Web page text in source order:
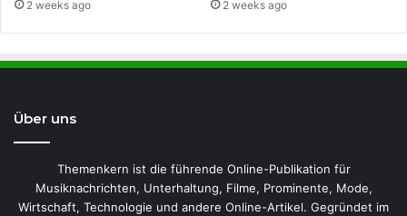
2 weeks ago 2 weeks ago
Über uns
Themenkern ist die führende Online-Publikation für
Musiknachrichten, Unterhaltung, Filme, Prominente, Mode,
Wirtschaft, Technologie und andere Online-Artikel. Gegründet im